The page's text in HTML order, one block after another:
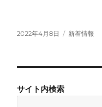
投
2022年4月8日
カ
新着情報
サイト内検索